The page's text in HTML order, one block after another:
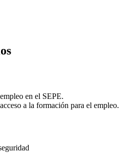
en el SEPE.
a la formación para el empleo.